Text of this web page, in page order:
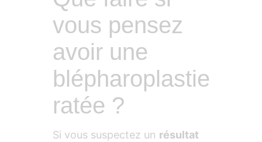
vous pensez
avoir une
blépharoplastie
ratée ?
Si vous suspectez un résultat